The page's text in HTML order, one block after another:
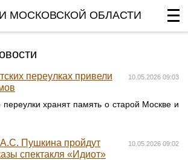
МОСКОВСКОЙ ОБЛАСТИ
10.05.2026 09:03
переулках привели
хранят память о старой Москве и
10.05.2026 09:02
Пушкина пройдут
спектакля «Идиот»